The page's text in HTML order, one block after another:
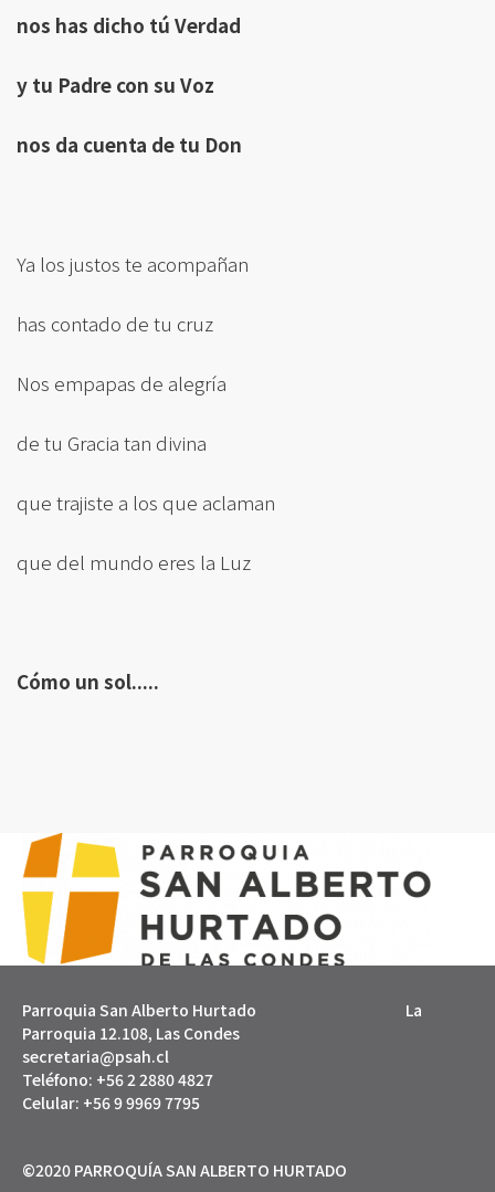
nos has dicho tú Verdad
y tu Padre con su Voz
nos da cuenta de tu Don
Ya los justos te acompañan
has contado de tu cruz
Nos empapas de alegría
de tu Gracia tan divina
que trajiste a los que aclaman
que del mundo eres la Luz
Cómo un sol.....
Parroquia San Alberto Hurtado La
Parroquia 12.108, Las Condes
secretaria@psah.cl
Teléfono: +56 2 2880 4827
Celular: +56 9 9969 7795
©2020 PARROQUÍA SAN ALBERTO HURTADO